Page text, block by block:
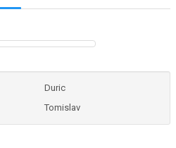
Duric
Tomislav